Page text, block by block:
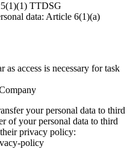
TTDSG
data: Article 6(1)(a)
as access is necessary for task
your personal data to third
of your personal data to third
privacy policy:
policy